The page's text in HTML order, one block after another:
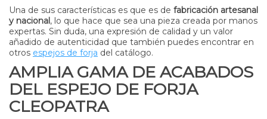
Una de sus características es que es de fabricación artesanal
y nacional, lo que hace que sea una pieza creada por manos
expertas. Sin duda, una expresión de calidad y un valor
añadido de autenticidad que también puedes encontrar en
otros espejos de forja del catálogo.
AMPLIA GAMA DE ACABADOS
DEL ESPEJO DE FORJA
CLEOPATRA